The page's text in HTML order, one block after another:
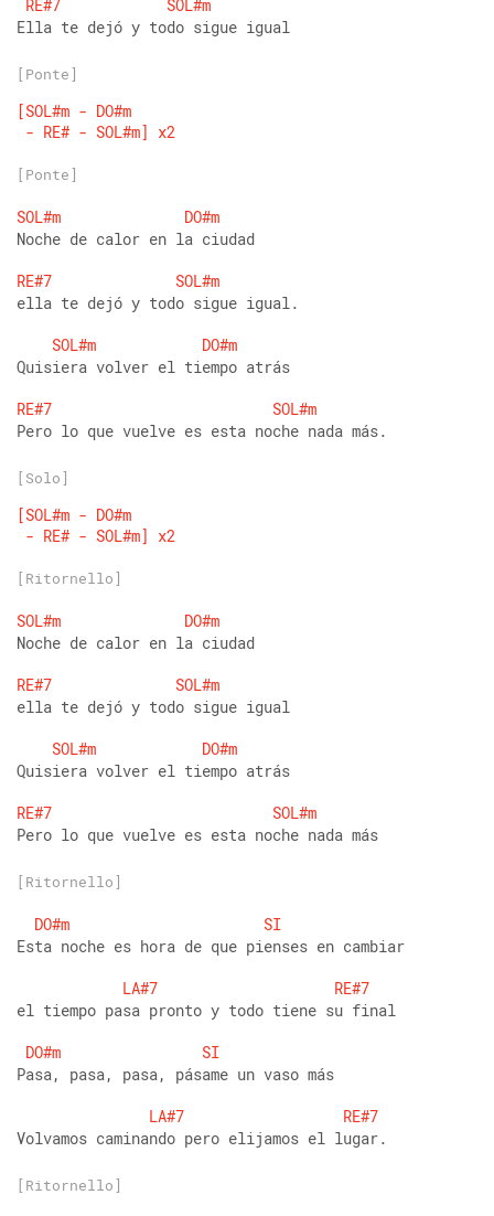
RE#7
SOL#m
Ella te dejó y todo sigue igual
[Ponte]
[SOL#m - DO#m
- RE# - SOL#m] x2
[Ponte]
SOL#m
DO#m
Noche de calor en la ciudad
RE#7
SOL#m
ella te dejó y todo sigue igual.
SOL#m
DO#m
Quisiera volver el tiempo atrás
RE#7
SOL#m
Pero lo que vuelve es esta noche nada más.
[Solo]
[SOL#m - DO#m
- RE# - SOL#m] x2
[Ritornello]
SOL#m
DO#m
Noche de calor en la ciudad
RE#7
SOL#m
ella te dejó y todo sigue igual
SOL#m
DO#m
Quisiera volver el tiempo atrás
RE#7
SOL#m
Pero lo que vuelve es esta noche nada más
[Ritornello]
DO#m
SI
Esta noche es hora de que pienses en cambiar
LA#7
RE#7
el tiempo pasa pronto y todo tiene su final
DO#m
SI
Pasa, pasa, pasa, pásame un vaso más
LA#7
RE#7
Volvamos caminando pero elijamos el lugar.
[Ritornello]